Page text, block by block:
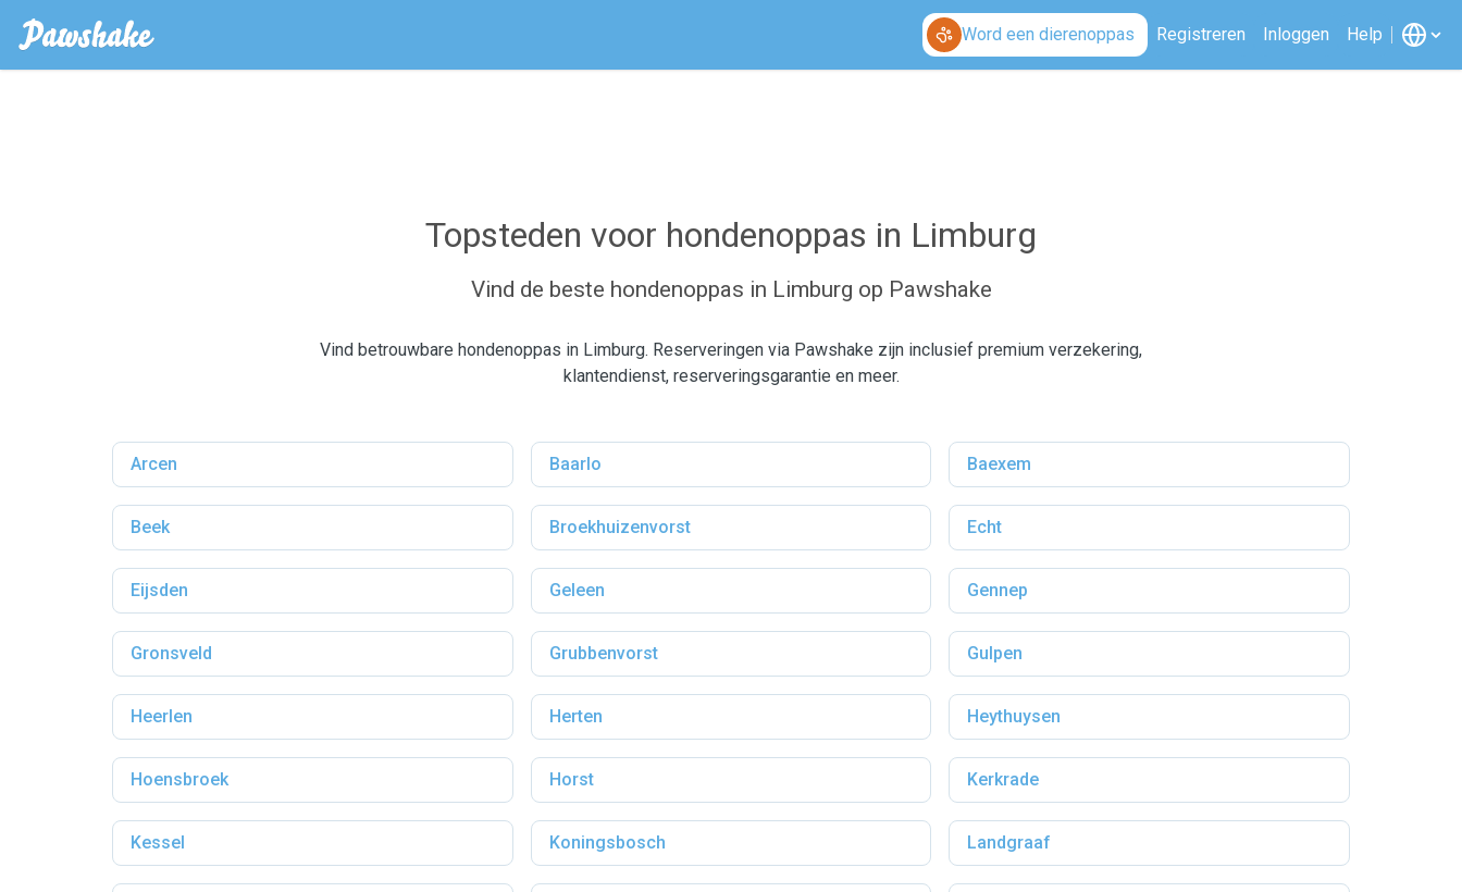
Word een dierenoppas Registreren Inloggen Help
Topsteden voor hondenoppas in Limburg
Vind de beste hondenoppas in Limburg op Pawshake
Vind betrouwbare hondenoppas in Limburg. Reserveringen via Pawshake zijn inclusief premium verzekering,
klantendienst, reserveringsgarantie en meer.
Arcen Baarlo Baexem
Beek Broekhuizenvorst Echt
Eijsden Geleen Gennep
Gronsveld Grubbenvorst Gulpen
Heerlen Herten Heythuysen
Hoensbroek Horst Kerkrade
Kessel Koningsbosch Landgraaf